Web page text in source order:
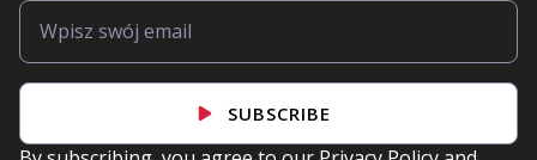
SUBSCRIBE